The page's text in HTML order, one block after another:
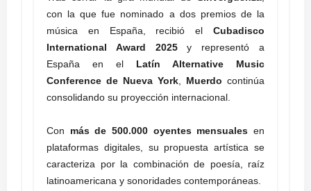
con la que fue nominado a dos premios de la
música en España, recibió el Cubadisco
International Award 2025y representó a
España en el Latín Alternative Music
Conference de Nueva York
Muerdo continúa
consolidando su proyección internacional.
Con más de 500.000 oyentes mensuales en
plataformas digitales, su propuesta artística se
caracteriza por la combinación de poesía, raíz
latinoamericana y sonoridades contemporáneas.